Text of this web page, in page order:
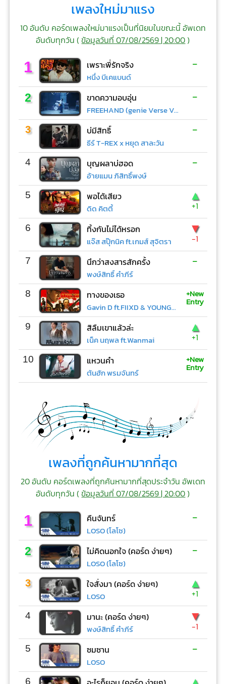
เพลงใหม่มาแรง
10 อันดับ คอร์ดเพลงใหม่มาแรงเป็นที่นิยมในขณะนี้ อัพเดท
อันดับทุกวัน (ข้อมูลวันที่ 07/08/2569 | 20:00)
1 เพราะพี่รักจริง
หนึ่ง บีเคแบนด์
-
2 ขาดความอบอุ่น
FREEHAND (genie Verse Vol.1)
-
3 บ่มีสิทธิ์
ธีร์ T-REX x หยุด สาละวัน
-
4 บุญผลาบ่ฮอด
อ้ายแมน ภิสิทธิ์พงษ์
-
5 พอได้เสียว
ดิด คิตตี้
▲
+1
6 ทิ้งกันไม่ได้หรอก
แจ๊ส สปุ๊กนิค ft.เกมส์ สุจิตรา
▼
-1
7 นึกว่าสงสารสักครั้ง
พงษ์สิทธิ์ คำภีร์
-
8 ทางของเธอ
Gavin D ft.FIIXD & YOUNGOHM
+New
Entry
9 สิลืมเขาแล้วล่ะ
เน็ค นฤพล ft.Wanmai
▲
+1
10 แหวนคำ
ต้นฮัก พรมจันทร์
+New
Entry
เพลงที่ถูกค้นหามากที่สุด
20 อันดับ คอร์ดเพลงที่ถูกค้นหามากที่สุดประจำวัน อัพเดท
อันดับทุกวัน (ข้อมูลวันที่ 07/08/2569 | 20:00)
1 คืนจันทร์
LOSO (โลโซ)
-
2 ไม่คิดนอกใจ (คอร์ด ง่ายๆ)
LOSO (โลโซ)
-
3 ใจสั่งมา (คอร์ด ง่ายๆ)
LOSO
▲
+1
4 มานะ (คอร์ด ง่ายๆ)
พงษ์สิทธิ์ คำภีร์
▼
-1
5 ซมซาน
LOSO
-
6